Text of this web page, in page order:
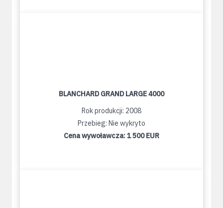
BLANCHARD GRAND LARGE 4000
Rok produkcji: 2008
Przebieg: Nie wykryto
Cena wywoławcza:1 500 EUR